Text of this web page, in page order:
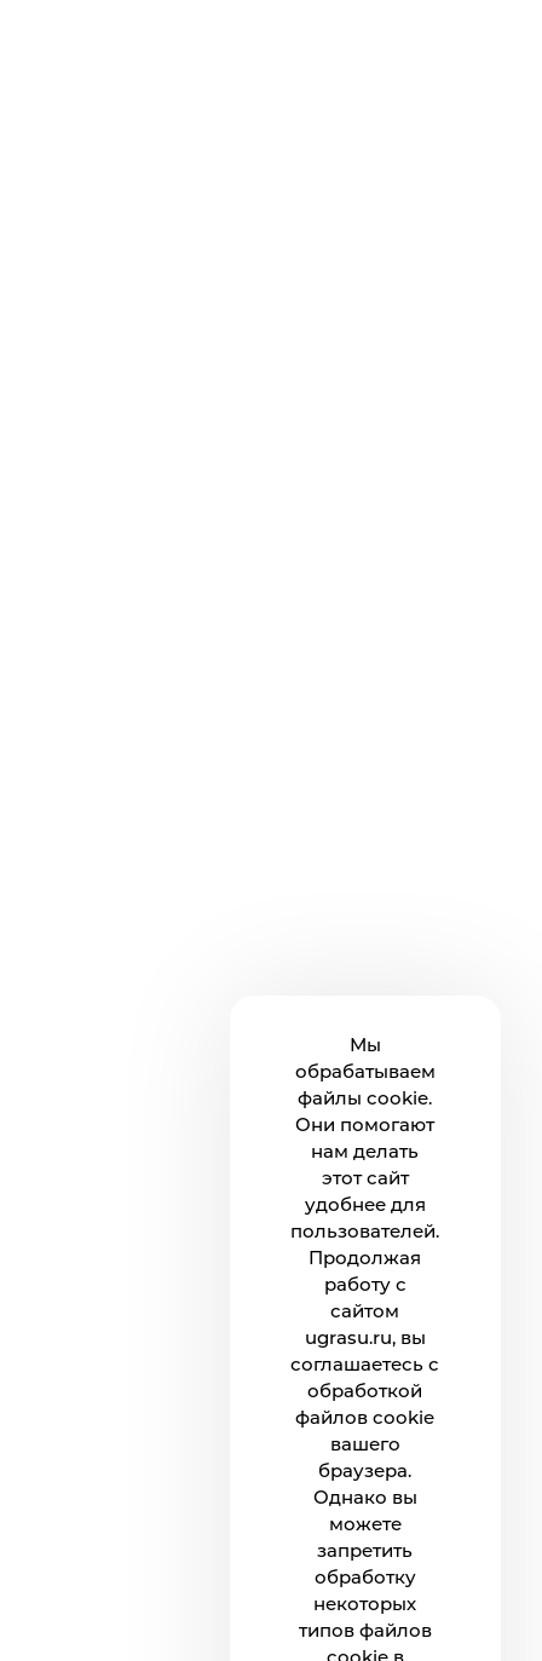
Мы
обрабатываем
файлы cookie.
Они помогают
нам делать
этот сайт
удобнее для
пользователей.
Продолжая
работу с
сайтом
ugrasu.ru, вы
соглашаетесь с
обработкой
файлов cookie
вашего
браузера.
Однако вы
можете
запретить
обработку
некоторых
типов файлов